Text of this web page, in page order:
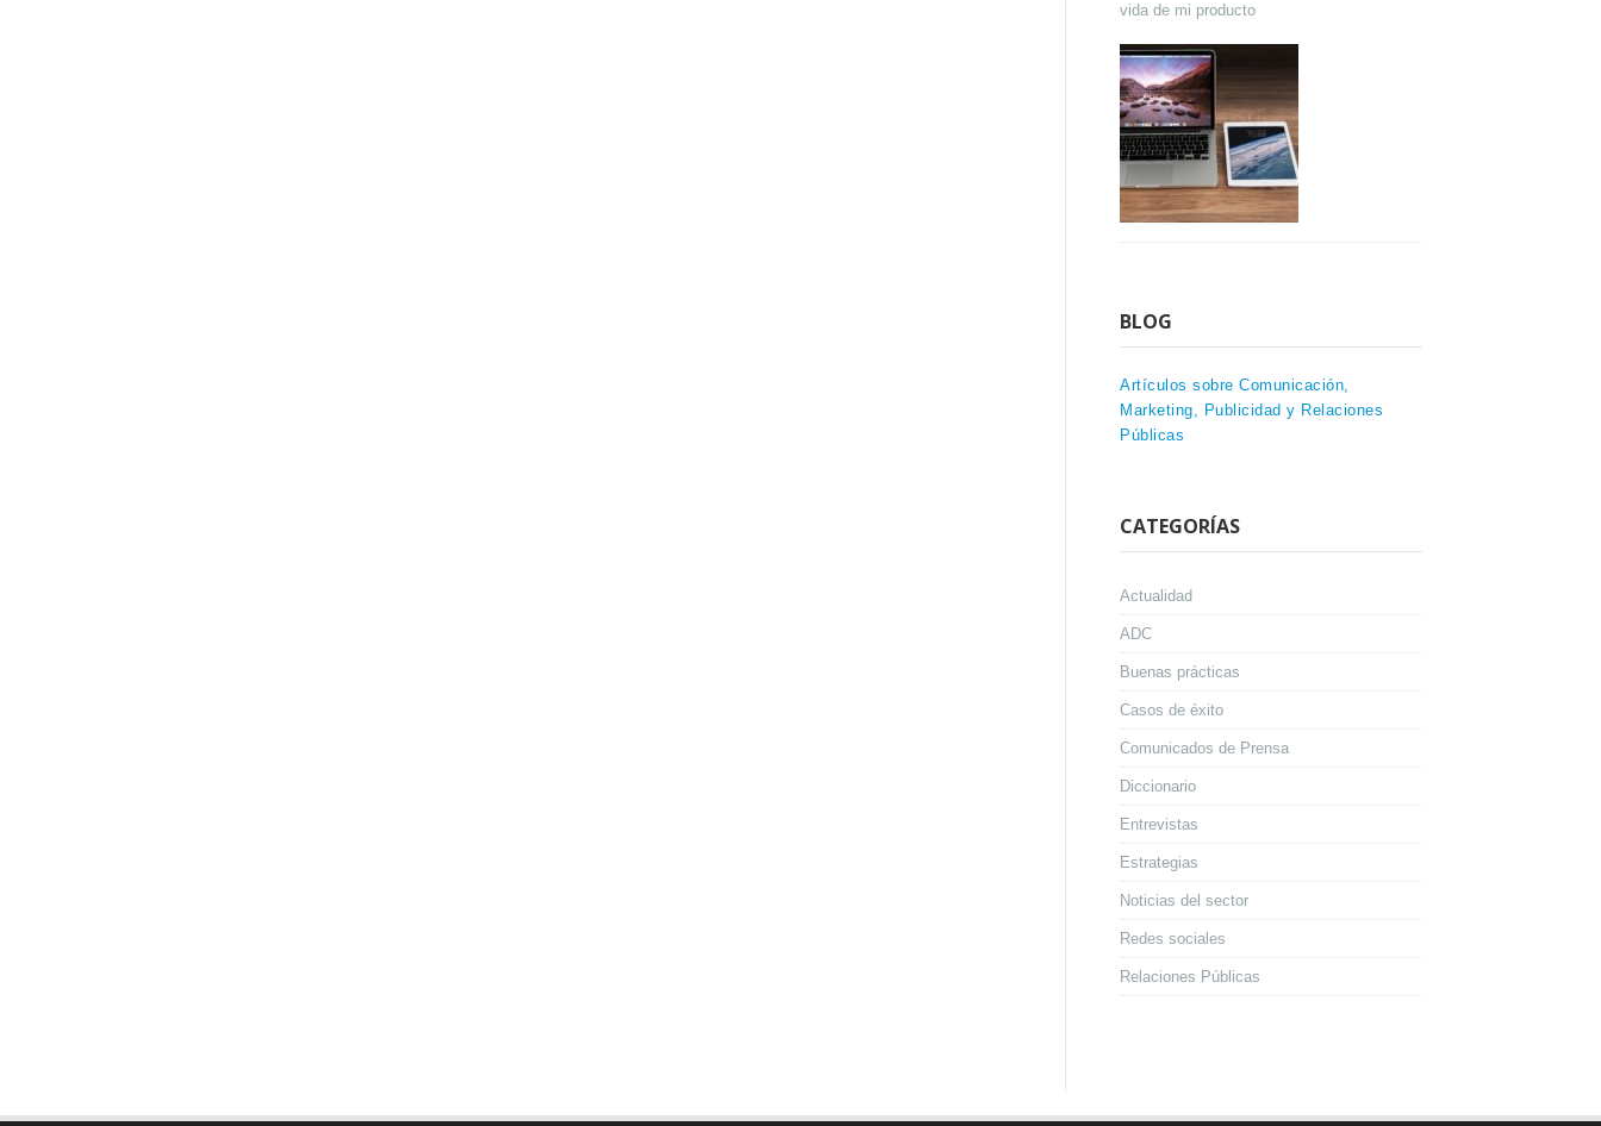
vida de mi producto
BLOG
Artículos sobre Comunicación,
Marketing, Publicidad y Relaciones
Públicas
CATEGORÍAS
Actualidad
ADC
Buenas prácticas
Casos de éxito
Comunicados de Prensa
Diccionario
Entrevistas
Estrategias
Noticias del sector
Redes sociales
Relaciones Públicas